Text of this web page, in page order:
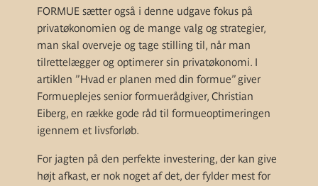
FORMUE sætter også i denne udgave fokus på
privatøkonomien og de mange valg og strategier,
man skal overveje og tage stilling til, når man
tilrettelægger og optimerer sin privatøkonomi. I
artiklen ”Hvad er planen med din formue” giver
Formueplejes senior formuerådgiver, Christian
Eiberg, en række gode råd til formueoptimeringen
igennem et livsforløb.
For jagten på den perfekte investering, der kan give
højt afkast, er nok noget af det, der fylder mest for